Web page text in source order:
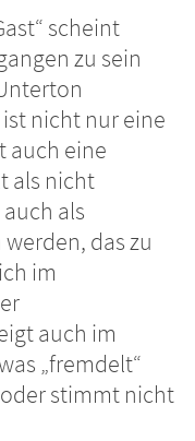
scheint
zu sein
nicht nur eine
auch eine
als nicht
als
das zu
im
auch im
„fremdelt“
stimmt nicht